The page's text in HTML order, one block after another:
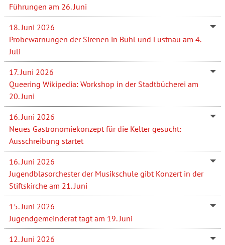
Führungen am 26. Juni
18. Juni 2026
Probewarnungen der Sirenen in Bühl und Lustnau am 4.
Juli
17. Juni 2026
Queering Wikipedia: Workshop in der Stadtbücherei am
20. Juni
16. Juni 2026
Neues Gastronomiekonzept für die Kelter gesucht:
Ausschreibung startet
16. Juni 2026
Jugendblasorchester der Musikschule gibt Konzert in der
Stiftskirche am 21. Juni
15. Juni 2026
Jugendgemeinderat tagt am 19. Juni
12. Juni 2026